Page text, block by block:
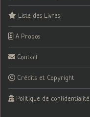
Liste des Livres
A Propos
Contact
Crédits et Copyright
Politique de confidentialité